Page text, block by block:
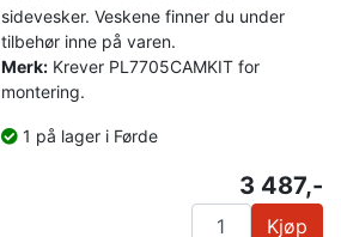
sidevesker. Veskene finner du under
tilbehør inne på varen.
Merk: Krever PL7705CAMKIT for
montering.
1 på lager i Førde
3 487,-
Kjøp